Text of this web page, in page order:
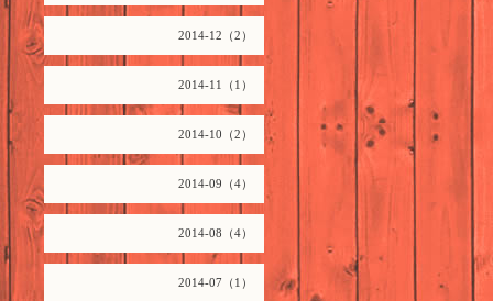
2014-12（2）
2014-11（1）
2014-10（2）
2014-09（4）
2014-08（4）
2014-07（1）